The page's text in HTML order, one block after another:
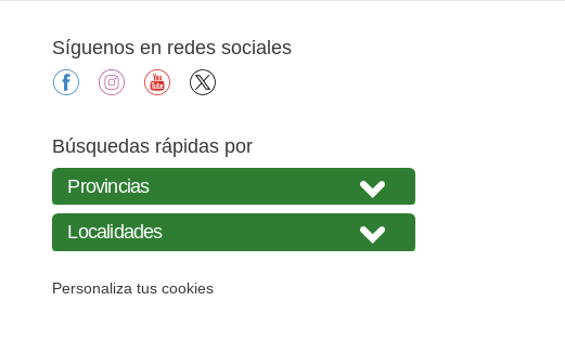
Síguenos en redes sociales
facebookinstagramyoutube
Búsquedas rápidas por
Personaliza tus cookies